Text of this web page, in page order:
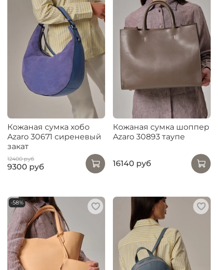
Кожаная сумка хобо
Azaro 30671 сиреневый
закат
12400 руб
9300 руб
Кожаная сумка шоппер
Azaro 30893 таупе
16140 руб
-58%